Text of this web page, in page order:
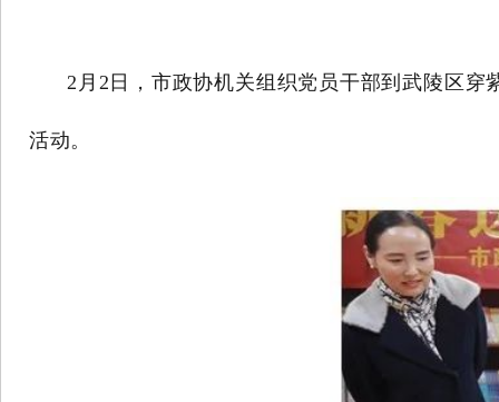
2月2日，市政协机关组织党员干部到武陵区穿
活动。